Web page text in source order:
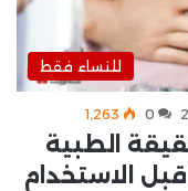
للنساء فقط
0 1٬263
الطبية
الاستخدام